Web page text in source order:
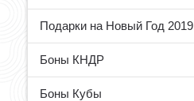
Подарки на Новый Год 2019
Боны КНДР
Боны Кубы